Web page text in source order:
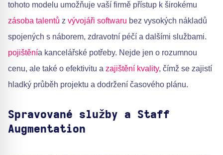
tohoto modelu umožňuje vaší firmě přístup k širokému
zásoba talentů z vývojáři softwaru bez vysokých nákladů
spojených s náborem, zdravotní péčí a dalšími službami.
pojištěnía kancelářské potřeby. Nejde jen o rozumnou
cenu, ale také o efektivitu a zajištění kvality, čímž se zajistí
hladký průběh projektu a dodržení časového plánu.
Spravované služby a Staff
Augmentation